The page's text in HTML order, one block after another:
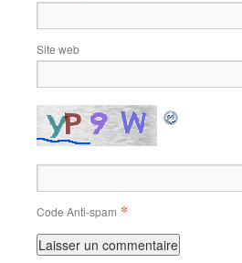
Site web
Code Anti-spam *